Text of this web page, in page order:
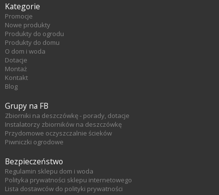
Kategorie
Promocje
Nowe produkty
Produkty do ogrodu
Produkty do domu
O dom i woda
Dotacje
Montaż
Kontakt
Blog
Grupy na FB
Zbiorniki na deszczówkę - porady, dotacje
Instalatorzy zbiorników na deszczówkę
Przydomowe oczyszczalnie ścieków
Piwniczki ogrodowe
Bezpieczeństwo
Regulamin sklepu dom i woda
Polityka prywatności sklepu internetowego
Lista dostawców do polityki prywatności